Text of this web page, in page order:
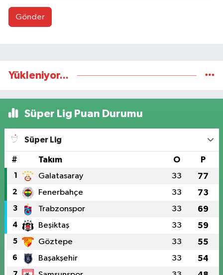
Gönder
Yükleniyor...
Süper Lig Puan Durumu
Süper Lig
# Takım O P
1 Galatasaray 33 77
2 Fenerbahçe 33 73
3 Trabzonspor 33 69
4 Beşiktaş 33 59
5 Göztepe 33 55
6 Başakşehir 33 54